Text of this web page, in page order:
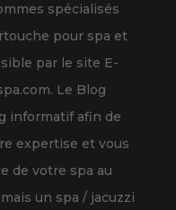
spécialisés
pour spa et
par le site E-
Le Blog
informatif afin de
expertise et vous
de votre spa au
un spa / jacuzzi